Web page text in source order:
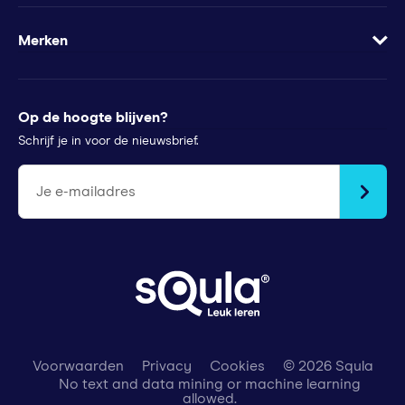
Stichtingen en goede doelen
Veelgestelde vragen
Wachtwoord vergeten
Merken
Futurewhiz
Squla Polen
scoyo
Op de hoogte blijven?
Schrijf je in voor de nieuwsbrief.
Je e-mailadres
Voorwaarden Privacy Cookies
© 2026 Squla
No text and data mining or machine learning
allowed.